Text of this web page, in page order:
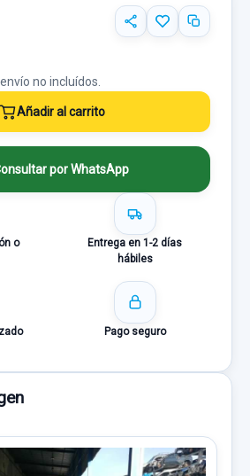
no incluídos.
Añadir al carrito
por WhatsApp
o
Entrega en 1-2 días
hábiles
Pago seguro